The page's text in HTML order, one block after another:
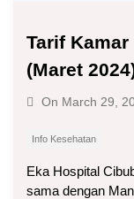
Tarif
(Maret
On March 29,
Info Kesehatan
Eka Hospital
sama dengan